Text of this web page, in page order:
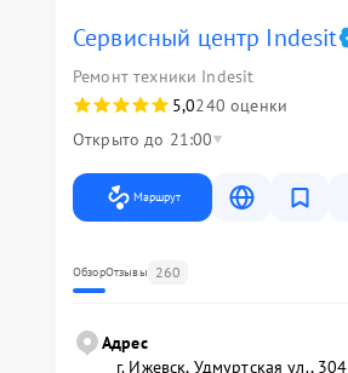
Сервисный центр Indesit
Ремонт техники Indesit
5,0240 оценки
Открыто до 21:00
Маршрут
ОбзорОтзывы 260
Адрес
г. Ижевск, Удмуртская ул., 304